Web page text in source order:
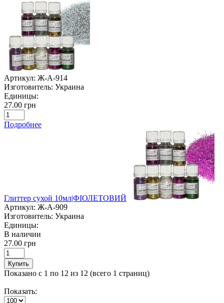
Артикул: Ж-А-914
Изготовитель: Украина
Единицы:
27.00 грн
Подробнее
Глиттер сухой 10мл|ФІОЛЕТОВИЙ
Артикул: Ж-А-909
Изготовитель: Украина
Единицы:
В наличии
27.00 грн
Купить
Показано с 1 по 12 из 12 (всего 1 страниц)
Показать: